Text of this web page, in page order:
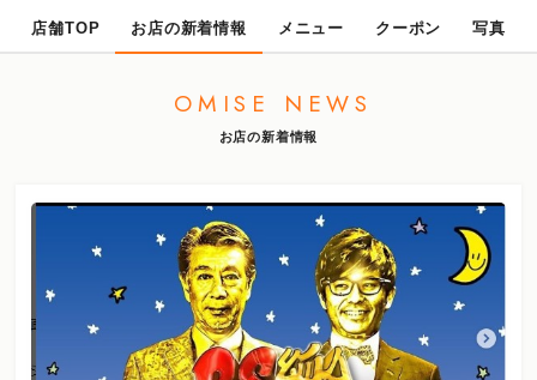
店舗TOP お店の新着情報 メニュー クーポン 写真
OMISE NEWS
お店の新着情報